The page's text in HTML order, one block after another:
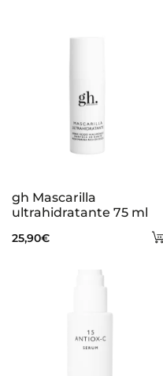
gh Mascarilla
ultrahidratante 75 ml
25,90€